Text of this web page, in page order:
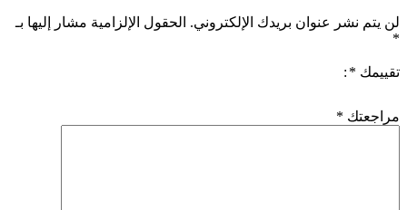
لن يتم نشر عنوان بريدك الإلكتروني. الحقول الإلزامية مشار إليها بـ
*
تقييمك *
مراجعتك *